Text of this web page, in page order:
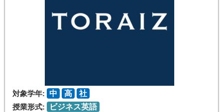
対象学年: 中 高
社
授業形式:
ビジネス英語